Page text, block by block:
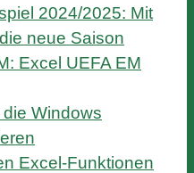
2024/2025: Mit
neue Saison
Excel UEFA EM
Windows
Excel-Funktionen